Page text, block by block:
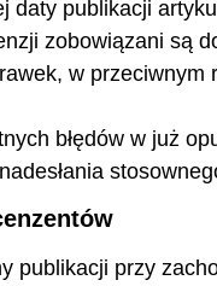
daty publikacji
zobowiązani są
w przeciwnym
błędów w już
publikacji przy